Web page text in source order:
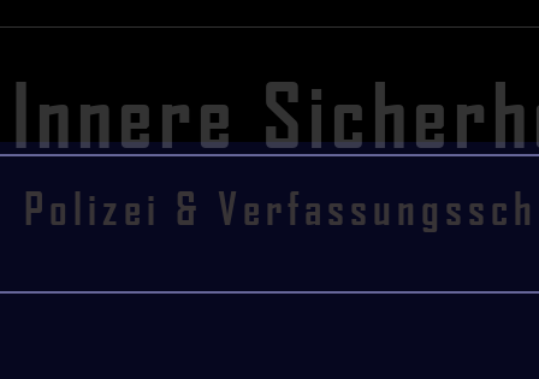
Innere
Polizei &